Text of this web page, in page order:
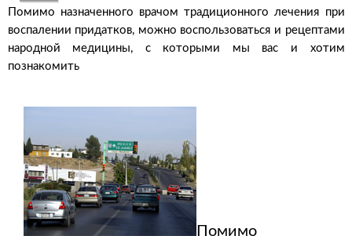
Помимо назначенного врачом традиционного лечения при
воспалении придатков, можно воспользоваться и рецептами
народной медицины, с которыми мы вас и хотим
познакомить
Помимо